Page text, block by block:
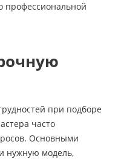
профессиональной
при подборе
часто
Основными
нужную модель,